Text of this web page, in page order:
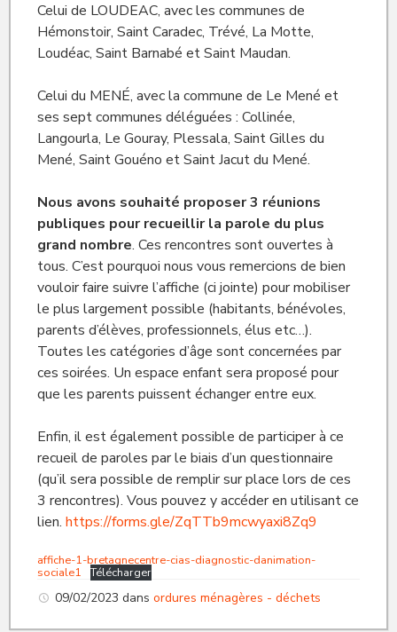
Celui de LOUDEAC, avec les communes de
Hémonstoir, Saint Caradec, Trévé, La Motte,
Loudéac, Saint Barnabé et Saint Maudan.
Celui du MENÉ, avec la commune de Le Mené et
ses sept communes déléguées : Collinée,
Langourla, Le Gouray, Plessala, Saint Gilles du
Mené, Saint Gouéno et Saint Jacut du Mené.
Nous avons souhaité proposer 3 réunions
publiques pour recueillir la parole du plus
grand nombre. Ces rencontres sont ouvertes à
tous. C’est pourquoi nous vous remercions de bien
vouloir faire suivre l’affiche (ci jointe) pour mobiliser
le plus largement possible (habitants, bénévoles,
parents d’élèves, professionnels, élus etc…).
Toutes les catégories d’âge sont concernées par
ces soirées. Un espace enfant sera proposé pour
que les parents puissent échanger entre eux.
Enfin, il est également possible de participer à ce
recueil de paroles par le biais d’un questionnaire
(qu’il sera possible de remplir sur place lors de ces
3 rencontres). Vous pouvez y accéder en utilisant ce
lien. https://forms.gle/ZqTTb9mcwyaxi8Zq9
affiche-1-bretagnecentre-cias-diagnostic-danimation-
sociale1 Télécharger
09/02/2023 dans ordures ménagères - déchets